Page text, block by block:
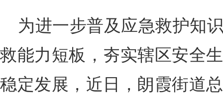
为进一步普及应急救护知
救能力短板，夯实辖区安全
稳定发展，近日，朗霞街道